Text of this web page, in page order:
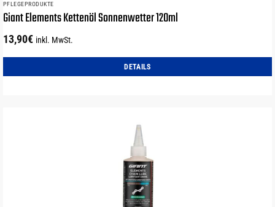
PFLEGEPRODUKTE
Giant Elements Kettenöl Sonnenwetter 120ml
13,90€ inkl. MwSt.
DETAILS